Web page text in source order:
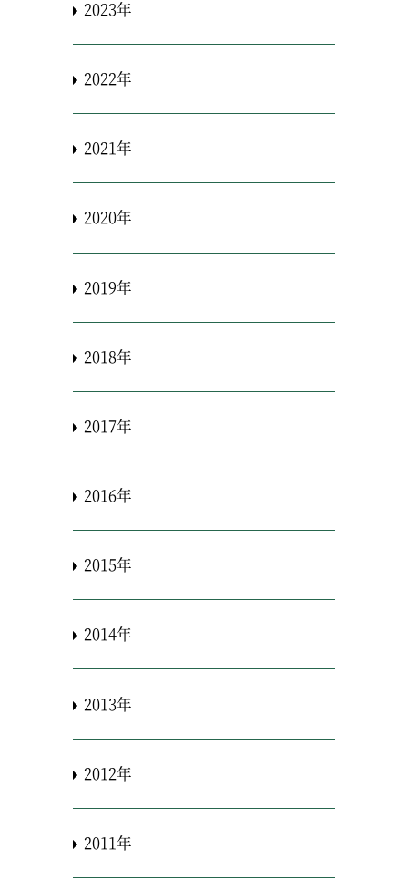
2023年
2022年
2021年
2020年
2019年
2018年
2017年
2016年
2015年
2014年
2013年
2012年
2011年